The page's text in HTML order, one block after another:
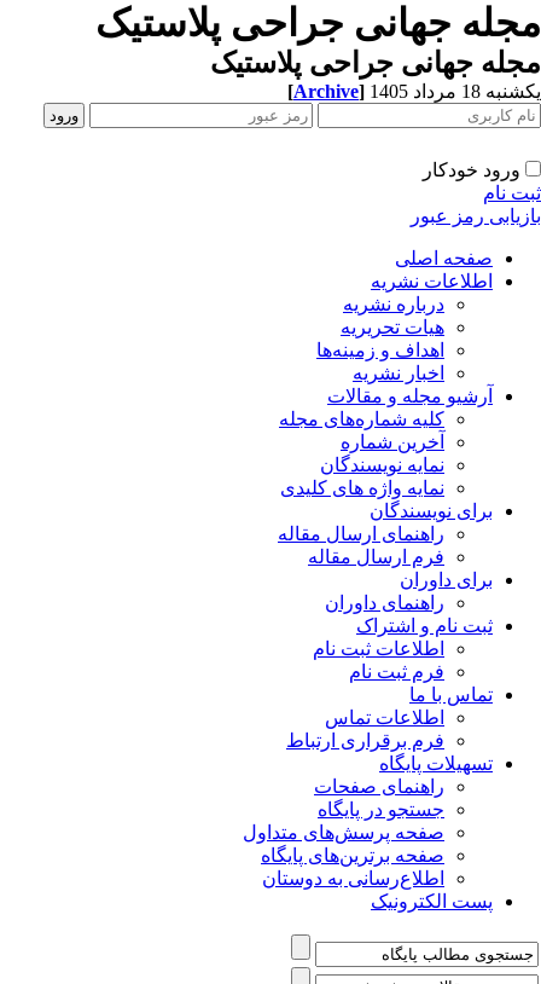
جهانی جراحی پلاستیک
جهانی جراحی پلاستیک
18 مرداد 1405 [Archive]
ورود خودکار
نام
رمز عبور
صفحه اصلی
اطلاعات نشریه
درباره نشریه
هیات تحریریه
اهداف و زمینه‌ها
اخبار نشریه
آرشیو مجله و مقالات
کلیه شماره‌های مجله
آخرین شماره
نمایه نویسندگان
نمایه واژه های کلیدی
برای نویسندگان
راهنمای ارسال مقاله
فرم ارسال مقاله
برای داوران
راهنمای داوران
ثبت نام و اشتراک
اطلاعات ثبت نام
فرم ثبت نام
تماس با ما
اطلاعات تماس
فرم برقراری ارتباط
تسهیلات پایگاه
راهنمای صفحات
جستجو در پایگاه
صفحه پرسش‌های متداول
صفحه برترین‌های پایگاه
اطلاع‌رسانی به دوستان
پست الکترونیک